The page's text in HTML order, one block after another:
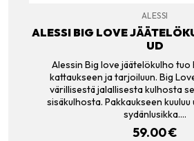
ALESSI
ALESSI BIG LOVE
UD
Alessin Big love jäätelökulho tuo
kattaukseen ja tarjoiluun. Big
värillisestä jalallisesta kulhosta
sisäkulhosta. Pakkaukseen
sydänlusikka.…
59.00€